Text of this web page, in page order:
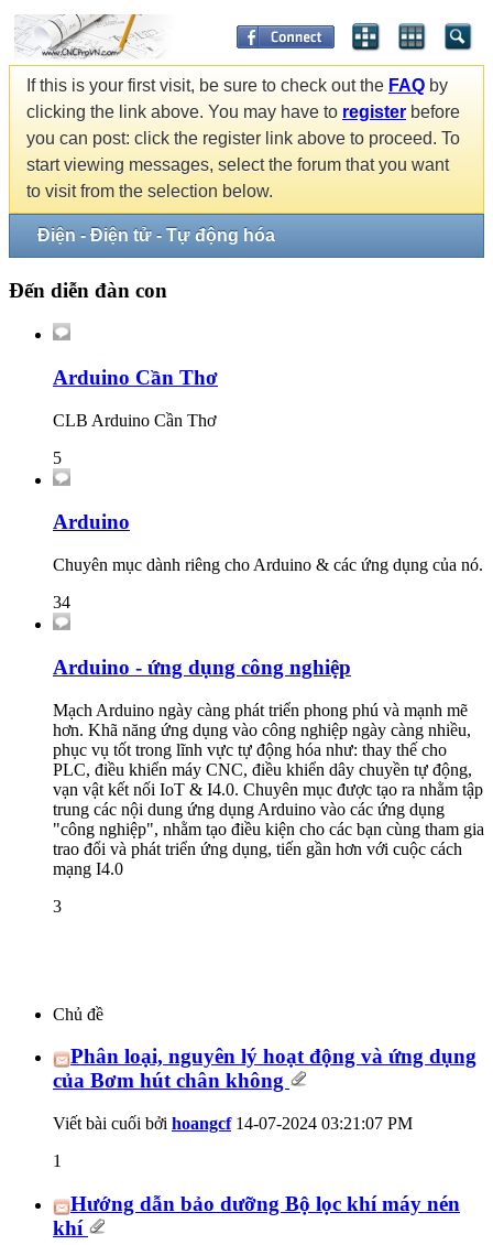
If this is your first visit, be sure to check out the FAQ by
clicking the link above. You may have to register before
you can post: click the register link above to proceed. To
start viewing messages, select the forum that you want
to visit from the selection below.
Điện - Điện tử - Tự động hóa
Đến diễn đàn con
Arduino Cần Thơ
CLB Arduino Cần Thơ
5
Arduino
Chuyên mục dành riêng cho Arduino & các ứng dụng của nó.
34
Arduino - ứng dụng công nghiệp
Mạch Arduino ngày càng phát triển phong phú và mạnh mẽ
hơn. Khã năng ứng dụng vào công nghiệp ngày càng nhiều,
phục vụ tốt trong lĩnh vực tự động hóa như: thay thế cho
PLC, điều khiển máy CNC, điều khiển dây chuyền tự động,
vạn vật kết nối IoT & I4.0. Chuyên mục được tạo ra nhằm tập
trung các nội dung ứng dụng Arduino vào các ứng dụng
"công nghiệp", nhằm tạo điều kiện cho các bạn cùng tham gia
trao đổi và phát triển ứng dụng, tiến gần hơn với cuộc cách
mạng I4.0
3
Chủ đề
Phân loại, nguyên lý hoạt động và ứng dụng
của Bơm hút chân không
Viết bài cuối bởi hoangcf14-07-2024 03:21:07 PM
1
Hướng dẫn bảo dưỡng Bộ lọc khí máy nén
khí